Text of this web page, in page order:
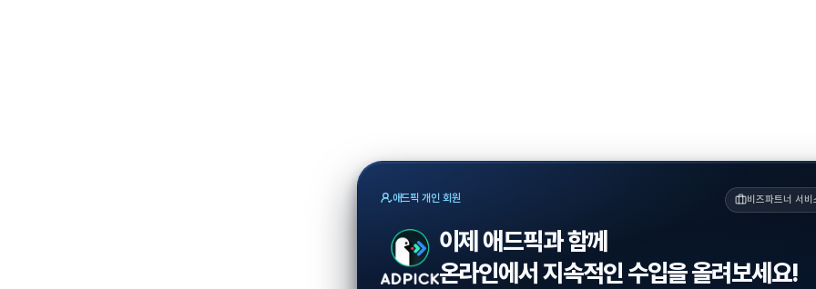
애드픽 개인 회원 비즈파트너 서비
이제 애드픽과 함께
온라인에서 지속적인 수입을 올려보세요!